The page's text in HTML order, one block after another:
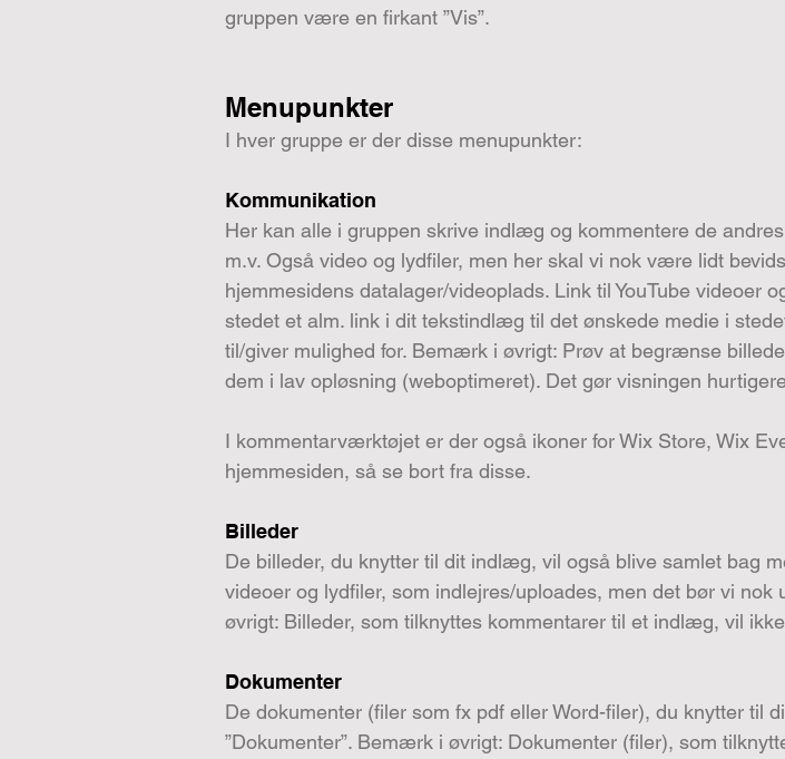
gruppen være en firkant ”Vis”.
Menupunkter
I hver gruppe er der disse menupunkter:
Kommunikation
Her kan alle i gruppen skrive indlæg og kommentere de
m.v. Også video og lydfiler, men her skal vi nok være lidt
hjemmesidens datalager/videoplads. Link til YouTube videoer
stedet et alm. link i dit tekstindlæg til det ønskede medie i
til/giver mulighed for. Bemærk i øvrigt: Prøv at begrænse
dem i lav opløsning (weboptimeret). Det gør visningen
I kommentarværktøjet er der også ikoner for Wix Store, Wix
hjemmesiden, så se bort fra disse.
Billeder
De billeder, du knytter til dit indlæg, vil også blive samlet bag
videoer og lydfiler, som indlejres/uploades, men det bør vi
øvrigt: Billeder, som tilknyttes kommentarer til et indlæg, vil
Dokumenter
De dokumenter (filer som fx pdf eller Word-filer), du knytter til
”Dokumenter”. Bemærk i øvrigt: Dokumenter (filer), som